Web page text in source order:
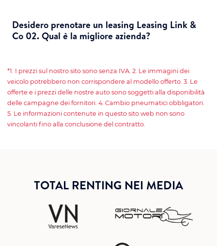
Desidero prenotare un leasing Leasing Link &
Co 02. Qual è la migliore azienda?
*1. I prezzi sul nostro sito sono senza IVA. 2. Le immagini dei
veicolo potrebbero non corrispondere al modello offerto. 3. Le
offerte e i prezzi delle nostre auto sono soggetti alla disponibilità
delle campagne dei fornitori. 4. Cambio pneumatici obbligatori.
5. Le informazioni contenute in questo sito web non sono
vincolanti fino alla conclusione del contratto.
TOTAL RENTING NEI MEDIA